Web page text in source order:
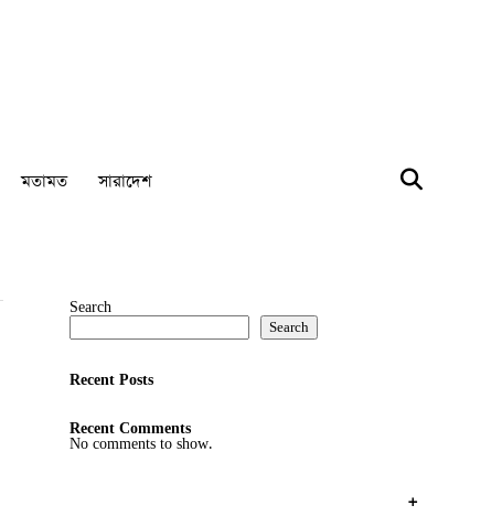
মতামত সারাদেশ
Search
Search
Recent Posts
Recent Comments
No comments to show.
+